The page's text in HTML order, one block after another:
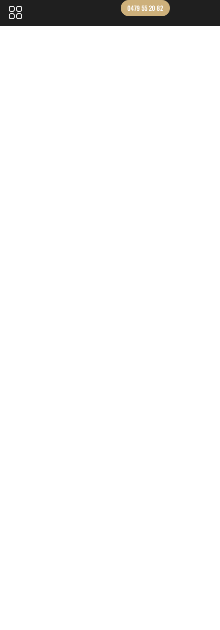
0479 55 20 82